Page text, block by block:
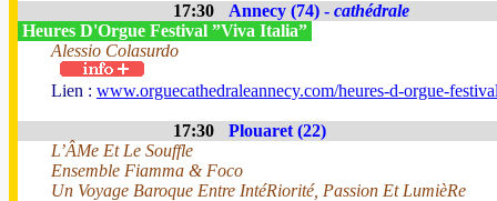
17:30 Annecy (74) - cathédrale
Heures D'Orgue Festival ”Viva Italia”
Alessio Colasurdo
Lien : www.orguecathedraleannecy.com/heures-d-orgue-
17:30
Plouaret (22)
L’ÂMe Et Le Souffle
Ensemble Fiamma & Foco
Un Voyage Baroque Entre IntéRiorité, Passion Et LumièRe